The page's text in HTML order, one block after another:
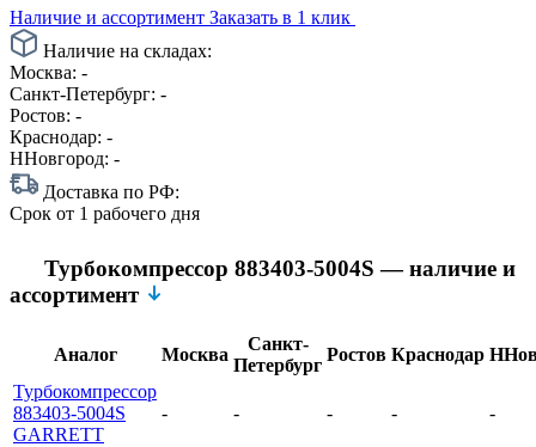
Наличие и ассортимент Заказать в 1 клик
Наличие на складах:
Москва: -
Санкт-Петербург: -
Ростов: -
Краснодар: -
ННовгород: -
Доставка по РФ:
Срок от 1 рабочего дня
Турбокомпрессор 883403-5004S — наличие и
ассортимент
Аналог Москва
Санкт-
Петербург
Ростов Краснодар
Турбокомпрессор
883403-5004S
GARRETT
- - - - -